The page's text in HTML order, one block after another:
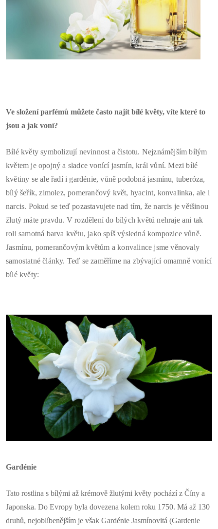
Ve složení parfémů můžete často najít bílé květy, víte které to
jsou a jak voní?
Bílé květy symbolizují nevinnost a čistotu. Nejznámějším bílým
květem je opojný a sladce vonící jasmín, král vůní. Mezi bílé
květiny se ale řadí i gardénie, vůně podobná jasmínu, tuberóza,
bílý šeřík, zimolez, pomerančový květ, hyacint, konvalinka, ale i
narcis. Pokud se teď pozastavujete nad tím, že narcis je většinou
žlutý máte pravdu. V rozdělení do bílých květů nehraje ani tak
roli samotná barva květu, jako spíš výsledná kompozice vůně.
Jasmínu, pomerančovým květům a konvalince jsme věnovaly
samostatné články. Teď se zaměříme na zbývající omamně vonící
bílé květy:
Gardénie
Tato rostlina s bílými až krémově žlutými květy pochází z Číny a
Japonska. Do Evropy byla dovezena kolem roku 1750. Má až 130
druhů, nejoblíbenějším je však Gardénie Jasmínovitá (Gardenie